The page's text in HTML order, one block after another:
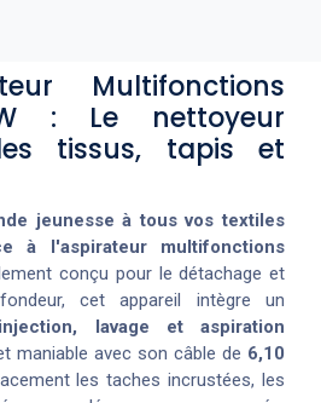
Multifonctions
: Le nettoyeur
tissus, tapis et
jeunesse à tous vos textiles
à l'aspirateur multifonctions
conçu pour le détachage et
cet appareil intègre un
injection, lavage et aspiration
maniable avec son câble de 6,10
les taches incrustées, les